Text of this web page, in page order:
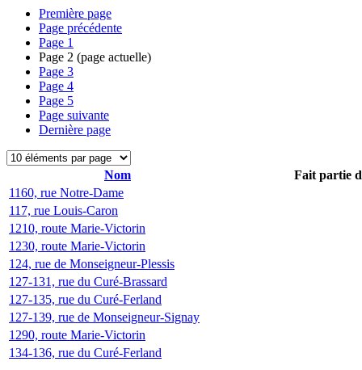
Première page
Page précédente
Page 1
Page 2 (page actuelle)
Page 3
Page 4
Page 5
Page suivante
Dernière page
Nom
Fait partie
1160, rue Notre-Dame
117, rue Louis-Caron
1210, route Marie-Victorin
1230, route Marie-Victorin
124, rue de Monseigneur-Plessis
127-131, rue du Curé-Brassard
127-135, rue du Curé-Ferland
127-139, rue de Monseigneur-Signay
1290, route Marie-Victorin
134-136, rue du Curé-Ferland